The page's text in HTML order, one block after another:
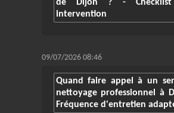
de Dijon ? - Checklist
intervention
09/07/2026 08:46
Quand faire appel à un
nettoyage professionnel à
Fréquence d'entretien